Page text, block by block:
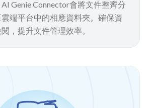
Genie Connector會將文件整齊分
端平台中的相應資料夾。確保資
，提升文件管理效率。